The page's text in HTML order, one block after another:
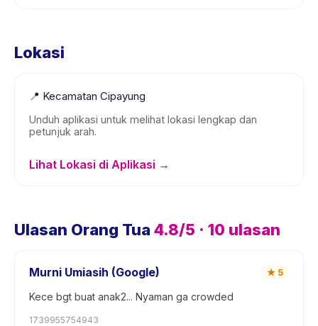
Lokasi
📍 Kecamatan Cipayung
Unduh aplikasi untuk melihat lokasi lengkap dan
petunjuk arah.
Lihat Lokasi di Aplikasi →
Ulasan Orang Tua 4.8/5 · 10 ulasan
Murni Umiasih (Google) ★ 5
Kece bgt buat anak2... Nyaman ga crowded
1739955754943